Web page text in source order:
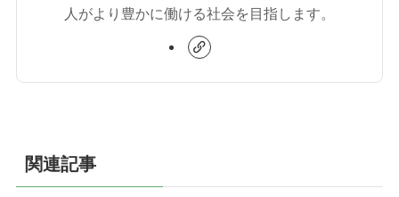
人がより豊かに働ける社会を目指します。
関連記事